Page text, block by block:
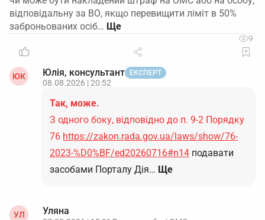
відповідальну за ВО, якщо перевищити ліміт в 50%
заброньованих осіб…
9
ЮК Юлія, консультант ЕКСПЕРТ
08.08.2026 | 20:52
Так, може.
З одного боку, відповідно до п. 9-2 Порядку
76 https://zakon.rada.gov.ua/laws/show/76-
2023-%D0%BF/ed20260716#n14 подавати
засобами Порталу Дія… Ще
УЛ Уляна